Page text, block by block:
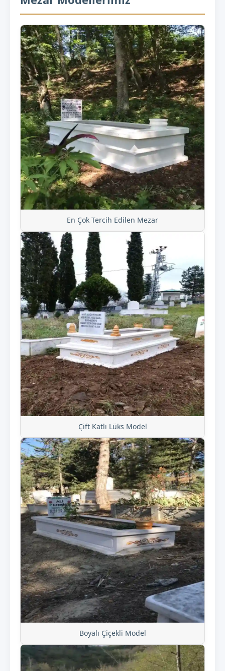
En Çok Tercih Edilen Mezar
Çift Katlı Lüks Model
Boyalı Çiçekli Model